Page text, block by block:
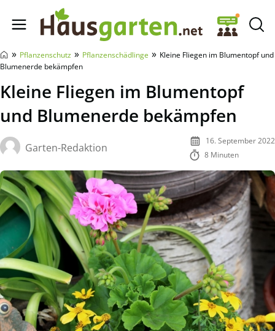
Hausgarten.net
» Pflanzenschutz » Pflanzenschädlinge » Kleine Fliegen im Blumentopf und
Blumenerde bekämpfen
Kleine Fliegen im Blumentopf
und Blumenerde bekämpfen
Garten-Redaktion
16. September 2022
8 Minuten